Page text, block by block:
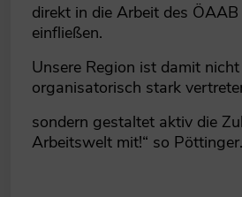
direkt in die Arbeit des
einfließen.
Unsere Region ist damit
organisatorisch stark
sondern gestaltet aktiv die
Arbeitswelt mit!“ so Pöttinger.